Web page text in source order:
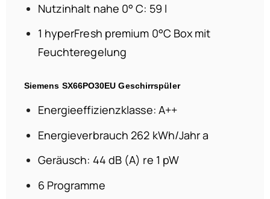
Nutzinhalt nahe 0° C: 59 l
1 hyperFresh premium 0°C Box mit
Feuchteregelung
Siemens SX66PO30EU Geschirrspüler
Energieeffizienzklasse: A++
Energieverbrauch 262 kWh/Jahr a
Geräusch: 44 dB (A) re 1 pW
6 Programme